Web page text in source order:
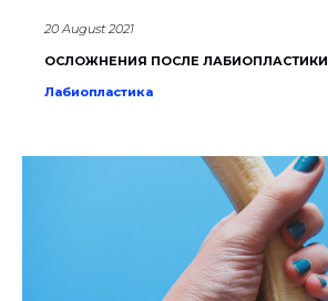
20 August 2021
ОСЛОЖНЕНИЯ ПОСЛЕ ЛАБИОПЛАСТИКИ
Лабиопластика